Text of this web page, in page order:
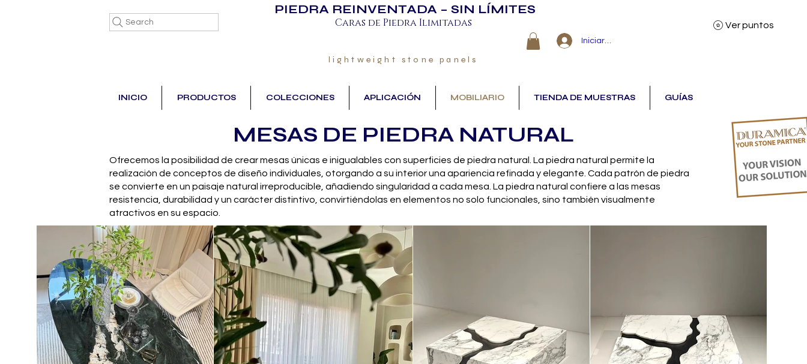
Search
Iniciar sesión
PIEDRA REINVENTADA – SIN LÍMITES
Caras de Piedra Ilimitadas
lightweight stone panels
Ver puntos
INICIO PRODUCTOS COLECCIONES APLICACIÓN MOBILIARIO TIENDA DE MUESTRAS GUÍAS
MESAS DE PIEDRA NATURAL
Ofrecemos la posibilidad de crear mesas únicas e inigualables con superficies de piedra natural. La piedra natural permite la
realización de conceptos de diseño individuales, otorgando a su interior una apariencia refinada y elegante. Cada patrón de piedra
se convierte en un paisaje natural irreproducible, añadiendo singularidad a cada mesa. La piedra natural confiere a las mesas
resistencia, durabilidad y un carácter distintivo, convirtiéndolas en elementos no solo funcionales, sino también visualmente
atractivos en su espacio.